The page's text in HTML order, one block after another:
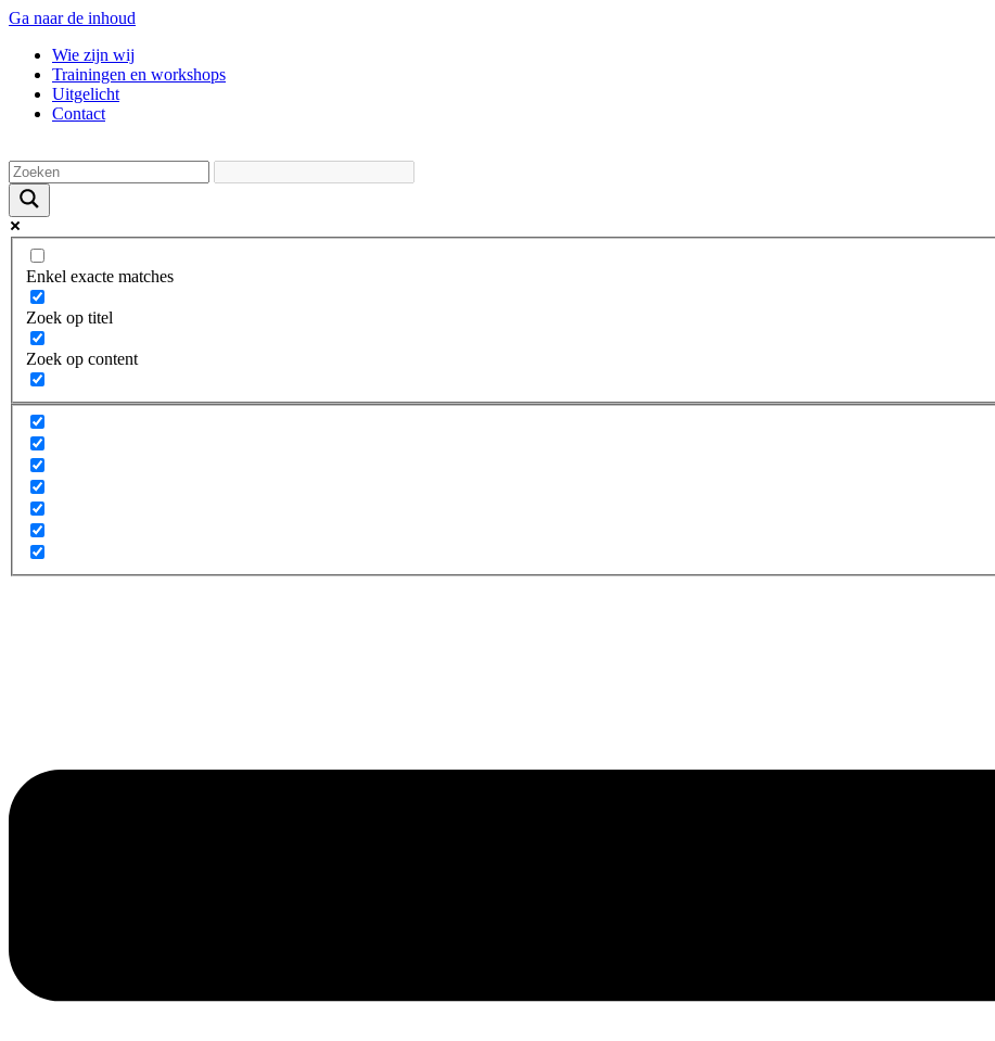
Ga naar de inhoud
Wie zijn wij
Trainingen en workshops
Uitgelicht
Contact
Enkel exacte matches
Zoek op titel
Zoek op content